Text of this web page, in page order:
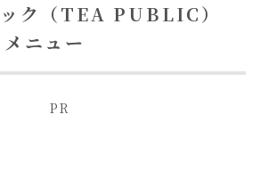
ク（TEA PUBLIC）
ニュー
PR